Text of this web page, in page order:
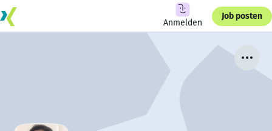
Anmelden
Job posten